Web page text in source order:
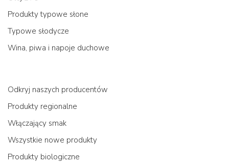
Produkty typowe słone
Typowe słodycze
Wina, piwa i napoje duchowe
Odkryj naszych producentów
Produkty regionalne
Włączający smak
Wszystkie nowe produkty
Produkty biologiczne